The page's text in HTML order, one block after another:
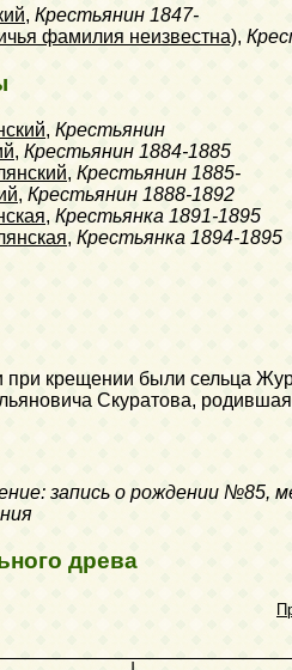
, Крестьянин 1847-
фамилия неизвестна),
, Крестьянин
, Крестьянин 1884-1885
, Крестьянин 1885-
, Крестьянин 1888-1892
, Крестьянка 1891-1895
, Крестьянка 1894-1895
при крещении были сельца
Скуратова,
запись о рождении №85,
древа